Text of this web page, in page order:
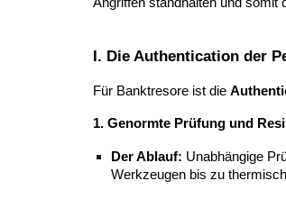
I. Die Authentication der
Für Banktresore ist die
1. Genormte Prüfung und
Der Ablauf: Unabhängige
Werkzeugen bis zu